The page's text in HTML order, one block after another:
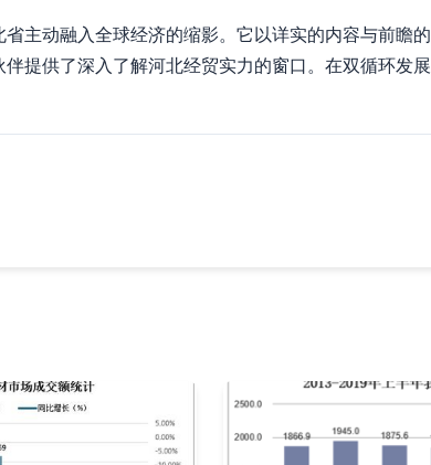
主动融入全球经济的缩影。它以详实的内容与前瞻的
提供了深入了解河北经贸实力的窗口。在双循环发